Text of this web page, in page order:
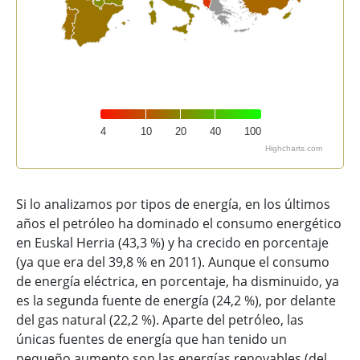
4 10 20 40 100
Highcharts.com
Si lo analizamos por tipos de energía, en los últimos
años el petróleo ha dominado el consumo energético
en Euskal Herria (43,3 %) y ha crecido en porcentaje
(ya que era del 39,8 % en 2011). Aunque el consumo
de energía eléctrica, en porcentaje, ha disminuido, ya
es la segunda fuente de energía (24,2 %), por delante
del gas natural (22,2 %). Aparte del petróleo, las
únicas fuentes de energía que han tenido un